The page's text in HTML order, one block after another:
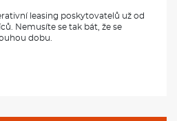
leasing poskytovatelů už od
Nemusíte se tak bát, že se
dobu.